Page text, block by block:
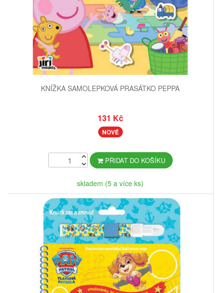
KNÍŽKA SAMOLEPKOVÁ PRASÁTKO PEPPA
131 Kč
NOVÉ
PŘIDAT DO KOŠÍKU
skladem (5 a více ks)